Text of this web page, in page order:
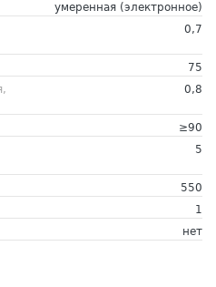
умеренная (электронное)
0,7
75
0,8
≥90
5
550
1
нет